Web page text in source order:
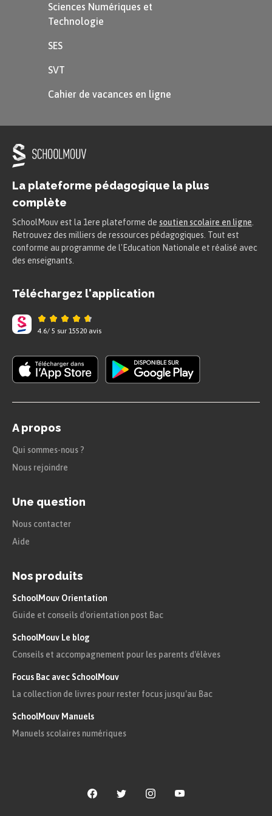
plus d’un mois.
Définition
Oppidum :
Endroit fortifié, généralement
refuge ou de lieu de rencontre pour les
aux Romains ; il sera emprisonné à Rome, puis
exécuté quelques années plus tard.
jusqu’au V
Définition
Légion :
Une troupe de 4000 à 5000 soldats.
Définition
Opération militaire qui consiste à
soldats ennemis d’y entrer et d’en
Sciences Numériques et
Technologie
SES
SVT
Cahier de vacances en ligne
La plateforme pédagogique la plus
complète
SchoolMouv est la 1ere plateforme de soutien scolaire en ligne
Retrouvez des milliers de ressources pédagogiques. Tout est
conforme au programme de l'Education Nationale et réalisé avec
des enseignants.
Téléchargez l'application
4.6/ 5 sur 15520 avis
A propos
Qui sommes-nous ?
Nous rejoindre
Une question
Nous contacter
Aide
Nos produits
SchoolMouv Orientation
Guide et conseils d'orientation post Bac
SchoolMouv Le blog
Conseils et accompagnement pour les parents d'élèves
Focus Bac avec SchoolMouv
La collection de livres pour rester focus jusqu'au Bac
SchoolMouv Manuels
Manuels scolaires numériques